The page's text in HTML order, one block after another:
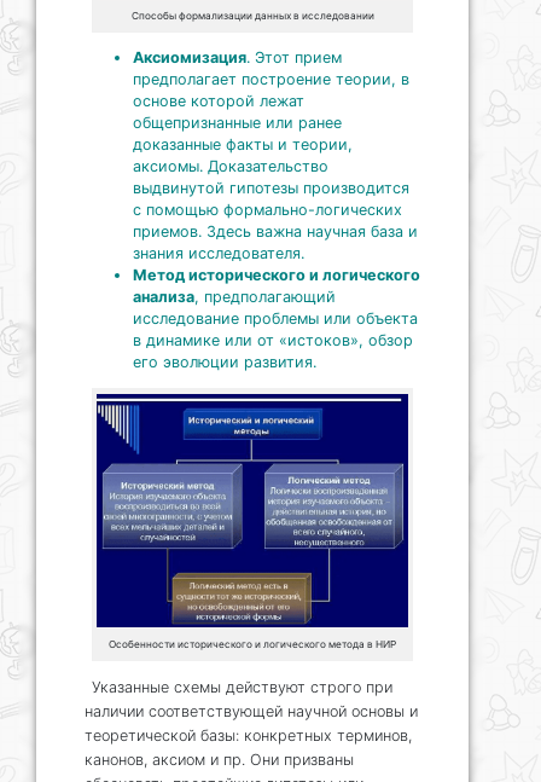
Способы формализации данных в исследовании
Аксиомизация. Этот прием
предполагает построение теории, в
основе которой лежат
общепризнанные или ранее
доказанные факты и теории,
аксиомы. Доказательство
выдвинутой гипотезы производится
с помощью формально-логических
приемов. Здесь важна научная база и
знания исследователя.
Метод исторического и логического
анализа, предполагающий
исследование проблемы или объекта
в динамике или от «истоков», обзор
его эволюции развития.
Особенности исторического и логического метода в НИР
Указанные схемы действуют строго при
наличии соответствующей научной основы и
теоретической базы: конкретных терминов,
канонов, аксиом и пр. Они призваны